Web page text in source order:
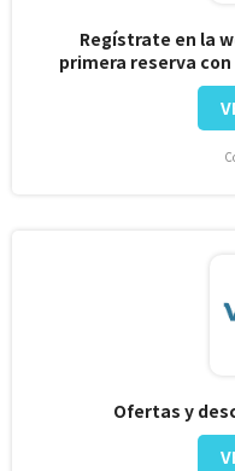
Regístrate en la
primera reserva
Ofertas y